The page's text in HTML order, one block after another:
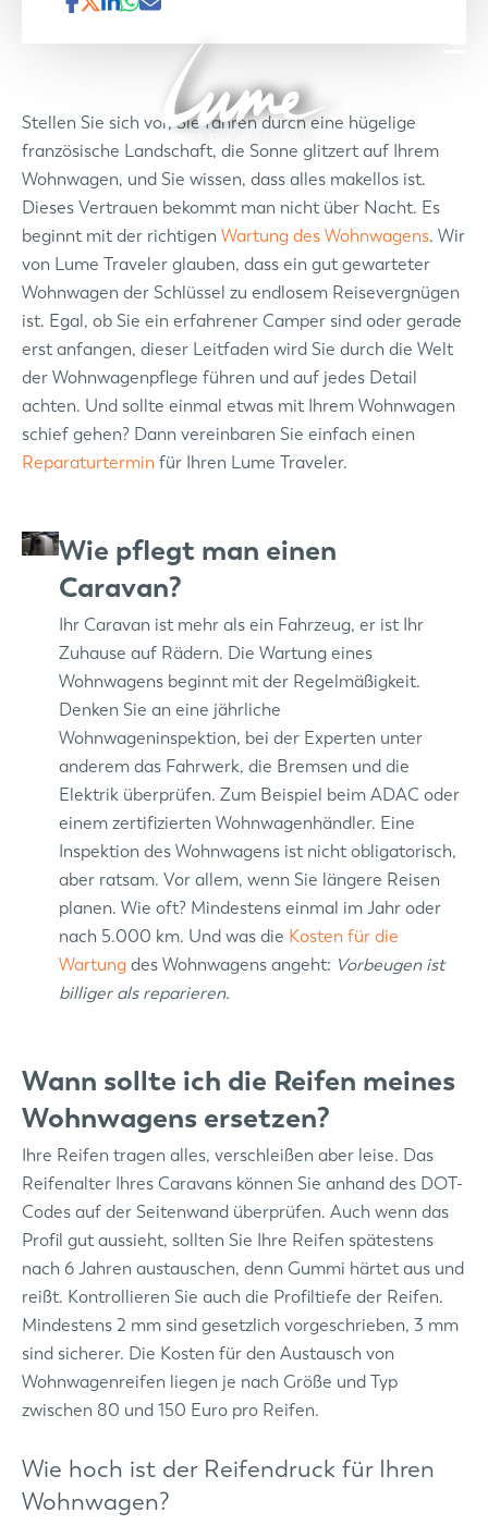
Stellen Sie sich vor, Sie fahren durch eine hügelige
französische Landschaft, die Sonne glitzert auf Ihrem
Wohnwagen, und Sie wissen, dass alles makellos ist.
Dieses Vertrauen bekommt man nicht über Nacht. Es
beginnt mit der richtigen Wartung des Wohnwagens. Wir
von Lume Traveler glauben, dass ein gut gewarteter
Wohnwagen der Schlüssel zu endlosem Reisevergnügen
ist. Egal, ob Sie ein erfahrener Camper sind oder gerade
erst anfangen, dieser Leitfaden wird Sie durch die Welt
der Wohnwagenpflege führen und auf jedes Detail
achten. Und sollte einmal etwas mit Ihrem Wohnwagen
schief gehen? Dann vereinbaren Sie einfach einen
Reparaturterminfür Ihren Lume Traveler.
Wie pflegt man einen
Caravan?
Ihr Caravan ist mehr als ein Fahrzeug, er ist Ihr
Zuhause auf Rädern. Die Wartung eines
Wohnwagens beginnt mit der Regelmäßigkeit.
Denken Sie an eine jährliche
Wohnwageninspektion, bei der Experten unter
anderem das Fahrwerk, die Bremsen und die
Elektrik überprüfen. Zum Beispiel beim ADAC oder
einem zertifizierten Wohnwagenhändler. Eine
Inspektion des Wohnwagens ist nicht obligatorisch,
aber ratsam. Vor allem, wenn Sie längere Reisen
planen. Wie oft? Mindestens einmal im Jahr oder
nach 5.000 km. Und was die Kosten für die
Wartungdes Wohnwagens angeht: Vorbeugen ist
billiger als reparieren.
Wann sollte ich die Reifen meines
Wohnwagens ersetzen?
Ihre Reifen tragen alles, verschleißen aber leise. Das
Reifenalter Ihres Caravans können Sie anhand des DOT-
Codes auf der Seitenwand überprüfen. Auch wenn das
Profil gut aussieht, sollten Sie Ihre Reifen spätestens
nach 6 Jahren austauschen, denn Gummi härtet aus und
reißt. Kontrollieren Sie auch die Profiltiefe der Reifen.
Mindestens 2 mm sind gesetzlich vorgeschrieben, 3 mm
sind sicherer. Die Kosten für den Austausch von
Wohnwagenreifen liegen je nach Größe und Typ
zwischen 80 und 150 Euro pro Reifen.
Wie hoch ist der Reifendruck für Ihren
Wohnwagen?